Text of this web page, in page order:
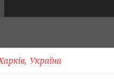
Україна